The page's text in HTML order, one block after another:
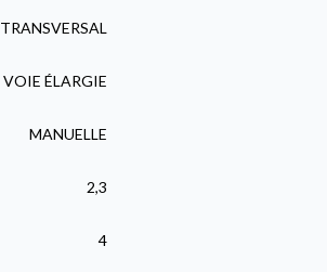
TRANSVERSAL
VOIE ÉLARGIE
MANUELLE
2,3
4